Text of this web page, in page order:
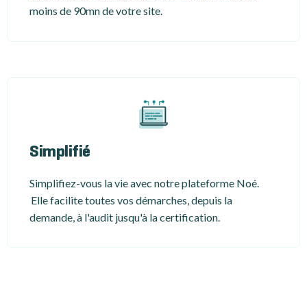
moins de 90mn de votre site.
Simplifié
Simplifiez-vous la vie avec notre plateforme Noé.
Elle facilite toutes vos démarches, depuis la
demande, à l'audit jusqu'à la certification.